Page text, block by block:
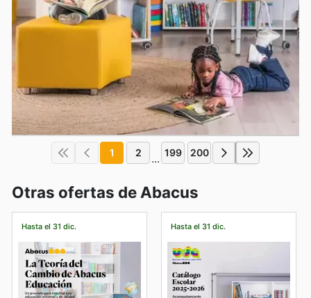
1 2 ... 199 200
Otras ofertas de Abacus
Hasta el 31 dic. Hasta el 31 dic.